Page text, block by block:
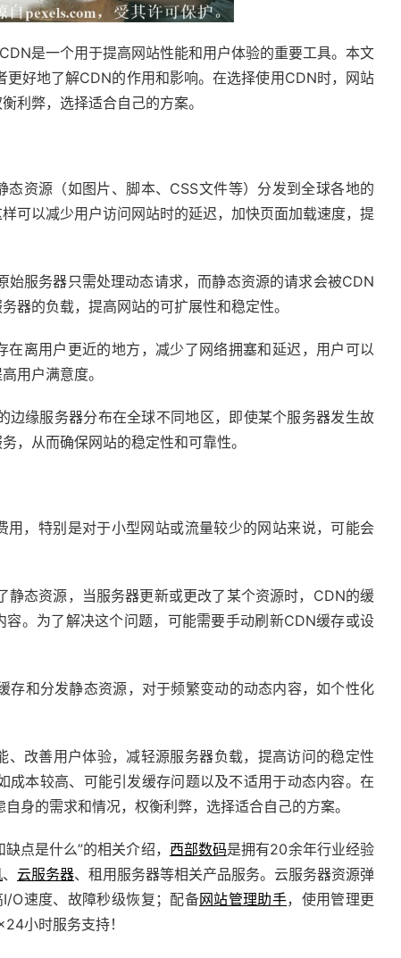
是一个用于提高网站性能和用户体验的重要工具。本文
好地了解CDN的作用和影响。在选择使用CDN时，网站
利弊，选择适合自己的方案。
态资源（如图片、脚本、CSS文件等）分发到全球各地的
可以减少用户访问网站时的延迟，加快页面加载速度，提
始服务器只需处理动态请求，而静态资源的请求会被CDN
器的负载，提高网站的可扩展性和稳定性。
离用户更近的地方，减少了网络拥塞和延迟，用户可以
用户满意度。
边缘服务器分布在全球不同地区，即使某个服务器发生故
，从而确保网站的稳定性和可靠性。
用，特别是对于小型网站或流量较少的网站来说，可能会
静态资源，当服务器更新或更改了某个资源时，CDN的缓
。为了解决这个问题，可能需要手动刷新CDN缓存或设
存和分发静态资源，对于频繁变动的动态内容，如个性化
改善用户体验，减轻源服务器负载，提高访问的稳定性
成本较高、可能引发缓存问题以及不适用于动态内容。在
身的需求和情况，权衡利弊，选择适合自己的方案。
点是什么”的相关介绍， 西部数码是拥有20余年行业经验
、 云服务器、租用服务器等相关产品服务。云服务器资源弹
O速度、故障秒级恢复；配备网站管理助手，使用管理更
小时服务支持！